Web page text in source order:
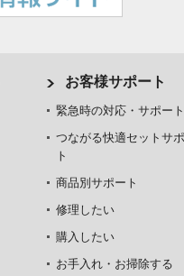
お客様サポート
緊急時の対応・サポート
つながる快適セットサ
ト
商品別サポート
修理したい
購入したい
お手入れ・お掃除する